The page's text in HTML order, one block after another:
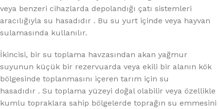
veya benzeri cihazlarda depolandığı çatı sistemleri
aracılığıyla su hasadıdır . Bu su yurt içinde veya hayvan
sulamasında kullanılır.
İkincisi, bir su toplama havzasından akan yağmur
suyunun küçük bir rezervuarda veya ekili bir alanın kök
bölgesinde toplanmasını içeren tarım için su
hasadıdır . Su toplama yüzeyi doğal olabilir veya özellikle
kumlu topraklara sahip bölgelerde toprağın su emmesini